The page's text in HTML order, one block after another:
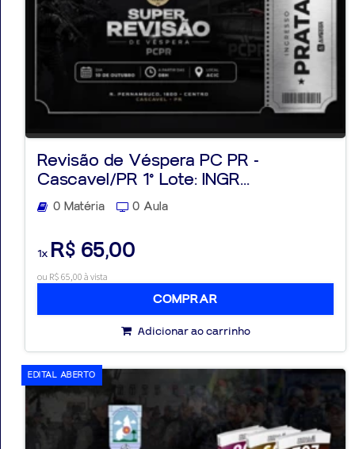
Revisão de Véspera PC PR -
Cascavel/PR 1° Lote: INGR...
0 Matéria 0 Aula
1x R$ 65,00
ou R$ 65,00 à vista
COMPRAR
Adicionar ao carrinho
EDITAL ABERTO